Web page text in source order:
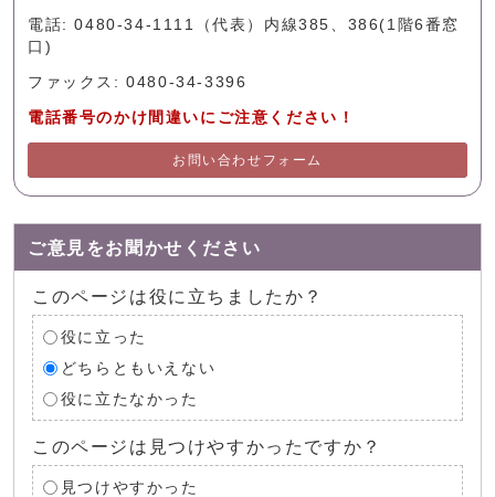
電話: 0480-34-1111（代表）内線385、386(1階6番窓
口)
ファックス: 0480-34-3396
電話番号のかけ間違いにご注意ください！
お問い合わせフォーム
ご意見をお聞かせください
このページは役に立ちましたか？
役に立った
どちらともいえない
役に立たなかった
このページは見つけやすかったですか？
見つけやすかった